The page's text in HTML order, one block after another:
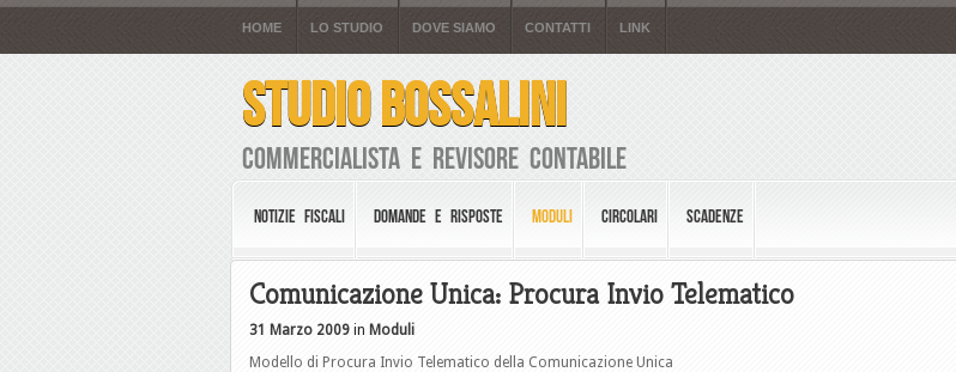
HOME LO STUDIO DOVE SIAMO CONTATTI LINK
STUDIO BOSSALINI
Commercialista e Revisore Contabile
NOTIZIE FISCALI DOMANDE E RISPOSTE MODULI CIRCOLARI SCADENZE
Comunicazione Unica: Procura Invio Telematico
31 Marzo 2009 in Moduli
Modello di Procura Invio Telematico della Comunicazione Unica